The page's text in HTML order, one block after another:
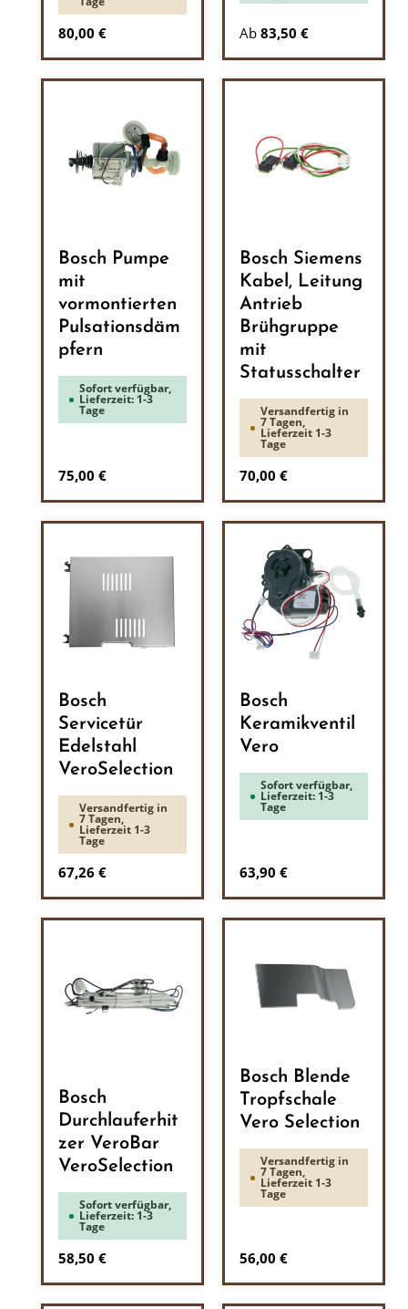
Regulärer Preis:
80,00 € Ab 83,50 €
Bosch Pumpe
mit
vormontierten
Pulsationsdäm
pfern
Sofort verfügbar,
Lieferzeit: 1-3
Tage
Regulärer Preis:
75,00 €
Bosch Siemens
Kabel, Leitung
Antrieb
Brühgruppe
mit
Statusschalter
Versandfertig in
7 Tagen,
Lieferzeit 1-3
Tage
Regulärer Preis:
70,00 €
Bosch
Servicetür
Edelstahl
VeroSelection
Versandfertig in
7 Tagen,
Lieferzeit 1-3
Tage
Regulärer Preis:
67,26 €
Bosch
Keramikventil
Vero
Sofort verfügbar,
Lieferzeit: 1-3
Tage
Regulärer Preis:
63,90 €
Bosch
Durchlauferhit
zer VeroBar
VeroSelection
Sofort verfügbar,
Lieferzeit: 1-3
Tage
Regulärer Preis:
58,50 €
Bosch Blende
Tropfschale
Vero Selection
Versandfertig in
7 Tagen,
Lieferzeit 1-3
Tage
Regulärer Preis:
56,00 €